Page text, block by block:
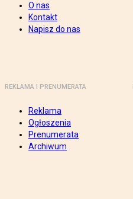
O nas
Kontakt
Napisz do nas
REKLAMA I PRENUMERATA
Reklama
Ogłoszenia
Prenumerata
Archiwum